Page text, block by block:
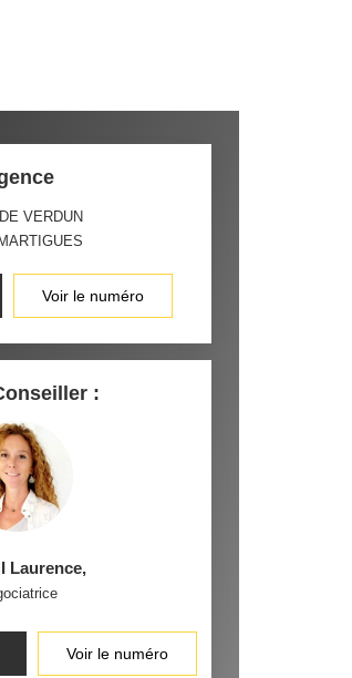
VERDUN
MARTIGUES
Voir le numéro
:
Laurence,
Voir le numéro